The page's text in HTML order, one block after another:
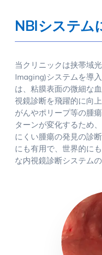
NBIシステム
当クリニックは挟帯域
Imaging)システムを導
は、粘膜表面の微細な
視鏡診断を飛躍的に向上
がんやポリープ等の腫
ターンが変化するため
にくい腫瘍の発見の診
にも有用で、世界的に
な内視鏡診断システムの